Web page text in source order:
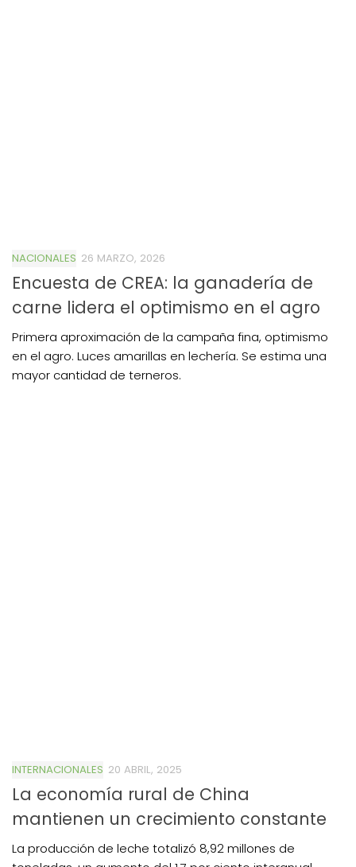
NACIONALES 26 MARZO, 2026
Encuesta de CREA: la ganadería de
carne lidera el optimismo en el agro
Primera aproximación de la campaña fina, optimismo
en el agro. Luces amarillas en lechería. Se estima una
mayor cantidad de terneros.
INTERNACIONALES 20 ABRIL, 2025
La economía rural de China
mantienen un crecimiento constante
La producción de leche totalizó 8,92 millones de